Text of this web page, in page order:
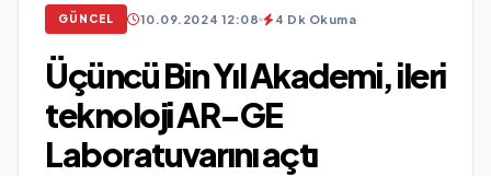
GÜNCEL 10.09.2024 12:08 4 Dk Okuma
Üçüncü Bin Yıl Akademi, ileri
teknoloji AR-GE
Laboratuvarını açtı